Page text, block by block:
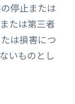
停止または
たは第三者
は損害につ
いものとし